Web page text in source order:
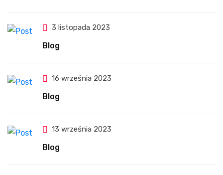
3 listopada 2023
Blog
16 września 2023
Blog
13 września 2023
Blog